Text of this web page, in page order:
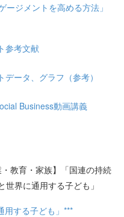
ージメントを高める方法」
参考文献
データ、グラフ（参考）
Business動画講義
教育・家族】「国連の持続
界に通用する子ども」
用する子ども」***